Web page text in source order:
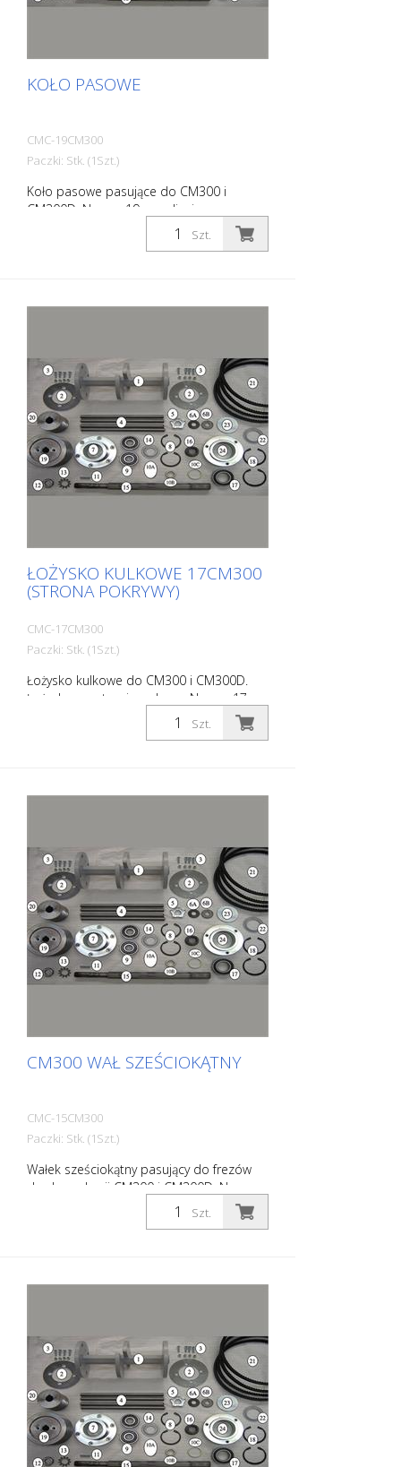
KOŁO PASOWE
CMC-19CM300
Paczki: Stk. (1Szt.)
Koło pasowe pasujące do CM300 i
CM300D. Numer 19 na zdjęciu
Szt.
ŁOŻYSKO KULKOWE 17CM300
(STRONA POKRYWY)
CMC-17CM300
Paczki: Stk. (1Szt.)
Łożysko kulkowe do CM300 i CM300D.
Łożysko po stronie pokrywy Numer 17 na
Szt.
CM300 WAŁ SZEŚCIOKĄTNY
CMC-15CM300
Paczki: Stk. (1Szt.)
Wałek sześciokątny pasujący do frezów
do demarkacji CM300 i CM300D. Numer
Szt.